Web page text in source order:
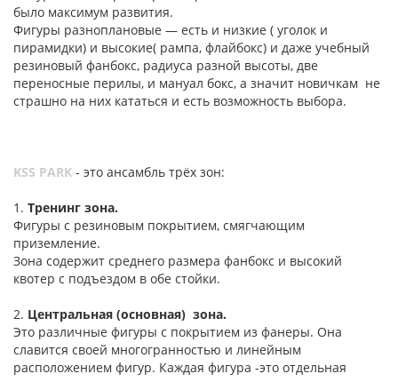
было максимум развития.
Фигуры разноплановые — есть и низкие ( уголок и
пирамидки) и высокие( рампа, флайбокс) и даже учебный
резиновый фанбокс, радиуса разной высоты, две
переносные перилы, и мануал бокс, а значит новичкам не
страшно на них кататься и есть возможность выбора.
KSS PARK - это ансамбль трёх зон:
1. Тренинг зона.
Фигуры с резиновым покрытием, смягчающим
приземление.
Зона содержит среднего размера фанбокс и высокий
квотер с подъездом в обе стойки.
2. Центральная (основная) зона.
Это различные фигуры с покрытием из фанеры. Она
славится своей многогранностью и линейным
расположением фигур. Каждая фигура -это отдельная